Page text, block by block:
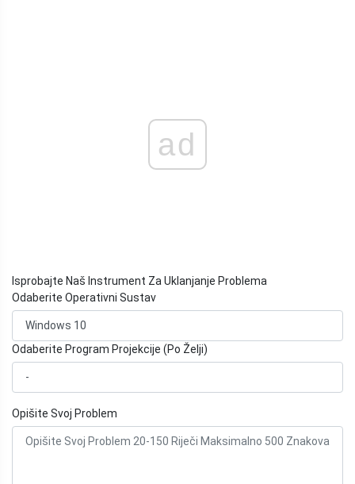
ad
Isprobajte Naš Instrument Za Uklanjanje Problema
Odaberite Operativni Sustav
Odaberite Program Projekcije (Po Želji)
Opišite Svoj Problem